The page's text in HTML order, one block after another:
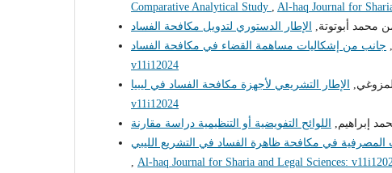
Comparative Analytical Study , Al-haq Journal for
محمد أبوتوتة,
v11i12024
v11i12024
إبراهيم,
في مكافحة ظاهرة الفساد في التشريع الليبي
, Al-haq Journal for Sharia and Legal Sciences: